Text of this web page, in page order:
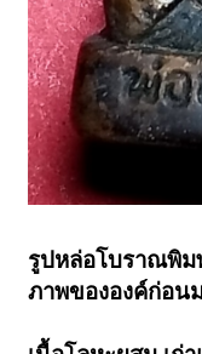
รูปหล่อโบราณพิ
ภาพขององค์ก่อน